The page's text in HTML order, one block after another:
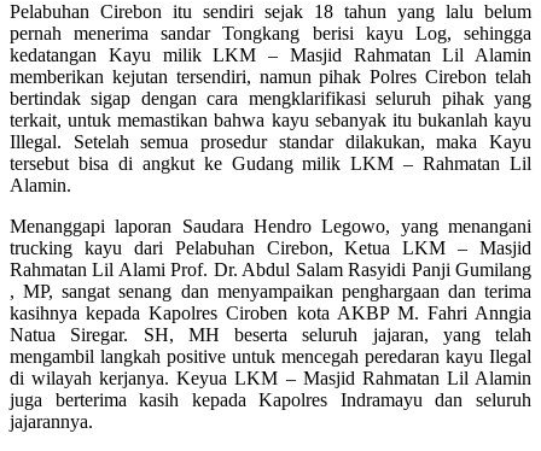
Pelabuhan Cirebon itu sendiri sejak 18 tahun yang lalu belum
pernah menerima sandar Tongkang berisi kayu Log, sehingga
kedatangan Kayu milik LKM – Masjid Rahmatan Lil Alamin
memberikan kejutan tersendiri, namun pihak Polres Cirebon telah
bertindak sigap dengan cara mengklarifikasi seluruh pihak yang
terkait, untuk memastikan bahwa kayu sebanyak itu bukanlah kayu
Illegal. Setelah semua prosedur standar dilakukan, maka Kayu
tersebut bisa di angkut ke Gudang milik LKM – Rahmatan Lil
Alamin.
Menanggapi laporan Saudara Hendro Legowo, yang menangani
trucking kayu dari Pelabuhan Cirebon, Ketua LKM – Masjid
Rahmatan Lil Alami Prof. Dr. Abdul Salam Rasyidi Panji Gumilang
, MP, sangat senang dan menyampaikan penghargaan dan terima
kasihnya kepada Kapolres Ciroben kota AKBP M. Fahri Anngia
Natua Siregar. SH, MH beserta seluruh jajaran, yang telah
mengambil langkah positive untuk mencegah peredaran kayu Ilegal
di wilayah kerjanya. Keyua LKM – Masjid Rahmatan Lil Alamin
juga berterima kasih kepada Kapolres Indramayu dan seluruh
jajarannya.